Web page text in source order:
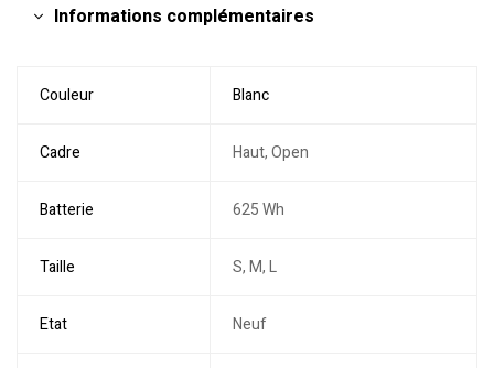
Informations complémentaires
Couleur Blanc
Cadre Haut, Open
Batterie 625 Wh
Taille S, M, L
Etat Neuf